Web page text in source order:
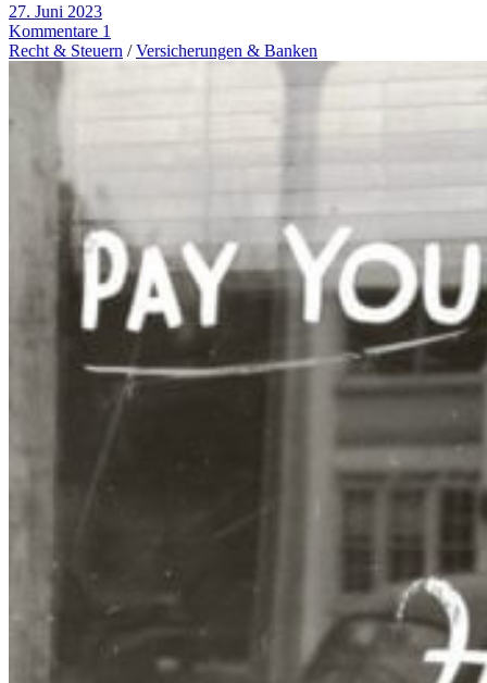
27. Juni 2023
Kommentare 1
Recht & Steuern /Versicherungen & Banken